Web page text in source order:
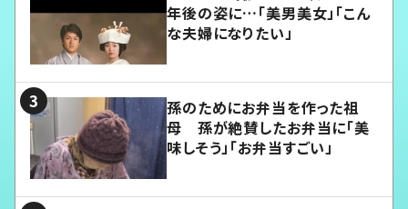
年後の姿に…「美男美女」「こん
な夫婦になりたい」
孫のためにお弁当を作った祖
母 孫が絶賛したお弁当に「美
味しそう」「お弁当すごい」